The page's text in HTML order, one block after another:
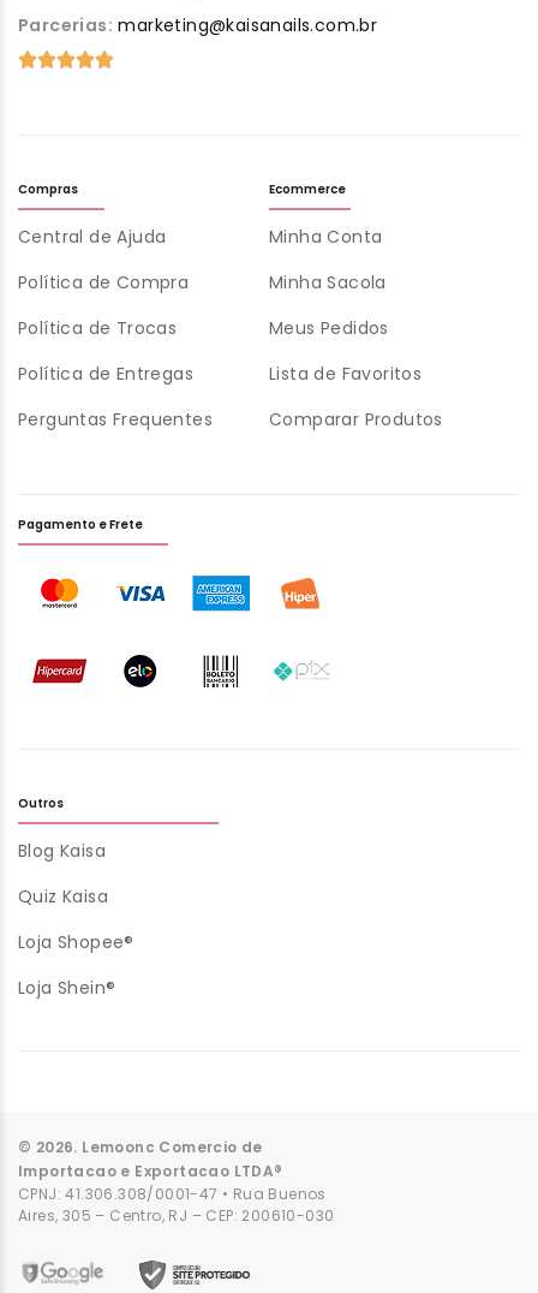
Parcerias: marketing@kaisanails.com.br
Compras
Central de Ajuda
Política de Compra
Política de Trocas
Política de Entregas
Perguntas Frequentes
Ecommerce
Minha Conta
Minha Sacola
Meus Pedidos
Lista de Favoritos
Comparar Produtos
Outros
Blog Kaisa
Quiz Kaisa
Loja Shopee®
Loja Shein®
Pagamento e Frete
© 2026. Lemoonc Comercio de
Importacao e Exportacao LTDA®
CPNJ: 41.306.308/0001-47 • Rua Buenos
Aires, 305 – Centro, RJ – CEP: 200610-030